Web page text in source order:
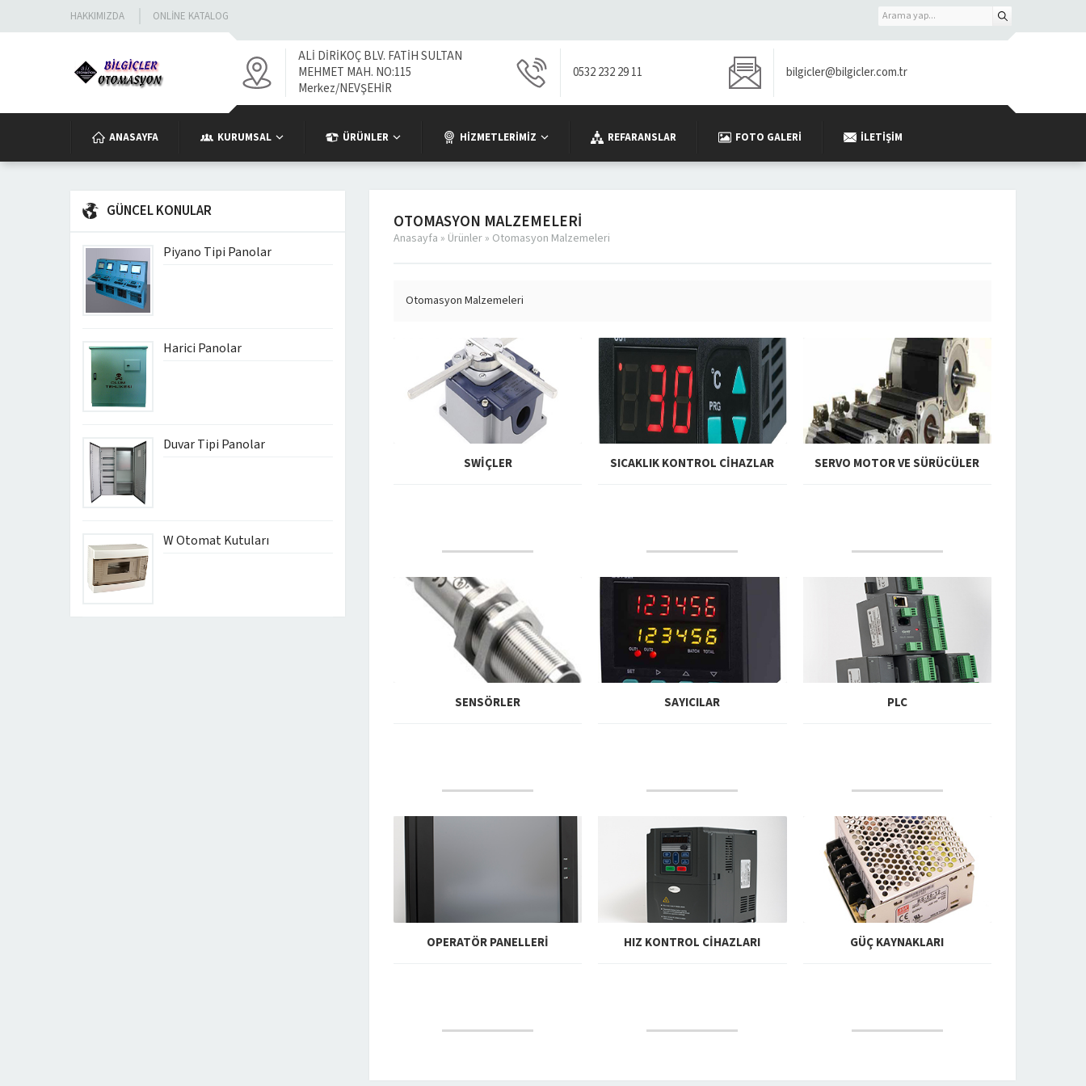
HAKKIMIZDA ONLINE KATALOG
ALİ DİRİKOÇ BLV. FATİH SULTAN
MEHMET MAH. NO:115
Merkez/NEVŞEHİR
0532 232 29 11 bilgicler@bilgicler.com.tr
ANASAYFA KURUMSAL ÜRÜNLER HIZMETLERIMIZ REFARANSLAR FOTO GALERI İLETIŞIM
OTOMASYON MALZEMELERI
Anasayfa » Ürünler » Otomasyon Malzemeleri
Otomasyon Malzemeleri
SWIÇLER SICAKLIK KONTROL CIHAZLAR SERVO MOTOR VE SÜRÜCÜLER
SENSÖRLER SAYICILAR PLC
OPERATÖR PANELLERI HIZ KONTROL CIHAZLARI GÜÇ KAYNAKLARI
GÜNCEL KONULAR
Piyano Tipi Panolar
Harici Panolar
Duvar Tipi Panolar
W Otomat Kutuları